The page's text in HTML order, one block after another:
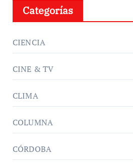
Categorías
CIENCIA
CINE & TV
CLIMA
COLUMNA
CÓRDOBA